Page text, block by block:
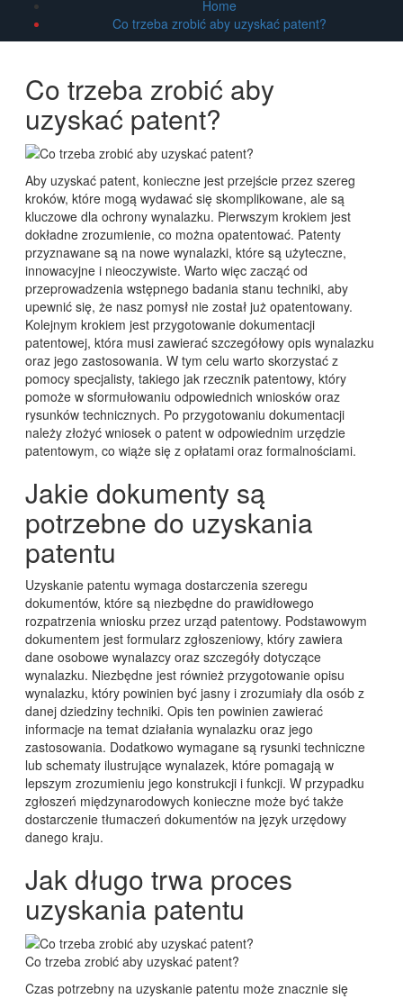
Home
Co trzeba zrobić aby uzyskać patent?
Co trzeba zrobić aby
uzyskać patent?
Aby uzyskać patent, konieczne jest przejście przez szereg
kroków, które mogą wydawać się skomplikowane, ale są
kluczowe dla ochrony wynalazku. Pierwszym krokiem jest
dokładne zrozumienie, co można opatentować. Patenty
przyznawane są na nowe wynalazki, które są użyteczne,
innowacyjne i nieoczywiste. Warto więc zacząć od
przeprowadzenia wstępnego badania stanu techniki, aby
upewnić się, że nasz pomysł nie został już opatentowany.
Kolejnym krokiem jest przygotowanie dokumentacji
patentowej, która musi zawierać szczegółowy opis wynalazku
oraz jego zastosowania. W tym celu warto skorzystać z
pomocy specjalisty, takiego jak rzecznik patentowy, który
pomoże w sformułowaniu odpowiednich wniosków oraz
rysunków technicznych. Po przygotowaniu dokumentacji
należy złożyć wniosek o patent w odpowiednim urzędzie
patentowym, co wiąże się z opłatami oraz formalnościami.
Jakie dokumenty są
potrzebne do uzyskania
patentu
Uzyskanie patentu wymaga dostarczenia szeregu
dokumentów, które są niezbędne do prawidłowego
rozpatrzenia wniosku przez urząd patentowy. Podstawowym
dokumentem jest formularz zgłoszeniowy, który zawiera
dane osobowe wynalazcy oraz szczegóły dotyczące
wynalazku. Niezbędne jest również przygotowanie opisu
wynalazku, który powinien być jasny i zrozumiały dla osób z
danej dziedziny techniki. Opis ten powinien zawierać
informacje na temat działania wynalazku oraz jego
zastosowania. Dodatkowo wymagane są rysunki techniczne
lub schematy ilustrujące wynalazek, które pomagają w
lepszym zrozumieniu jego konstrukcji i funkcji. W przypadku
zgłoszeń międzynarodowych konieczne może być także
dostarczenie tłumaczeń dokumentów na język urzędowy
danego kraju.
Jak długo trwa proces
uzyskania patentu
Co trzeba zrobić aby uzyskać patent?
Czas potrzebny na uzyskanie patentu może znacznie się